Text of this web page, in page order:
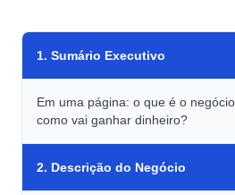
1. Sumário Executivo
Em uma página: o que é o
como vai ganhar dinheiro?
2. Descrição do Negócio